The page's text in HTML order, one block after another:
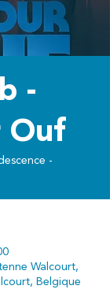
-
Ouf
-
Walcourt,
Belgique